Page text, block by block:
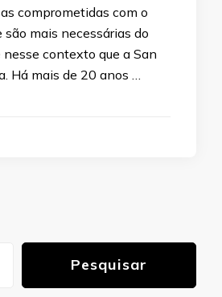
comprometidas com o
mais necessárias do
nesse contexto que a San
Há mais de 20 anos …
Pesquisar